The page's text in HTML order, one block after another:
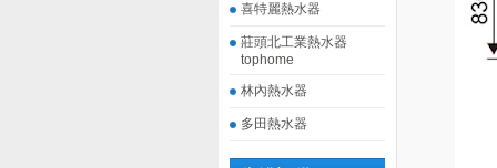
喜特麗熱水器
莊頭北工業熱水器
tophome
林內熱水器
多田熱水器